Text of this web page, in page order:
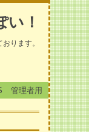
！
ります。
管理者用